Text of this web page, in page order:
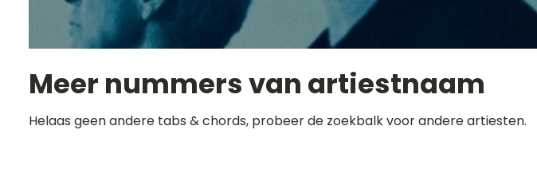
Meer nummers van artiestnaam
Helaas geen andere tabs & chords, probeer de zoekbalk voor andere artiesten.